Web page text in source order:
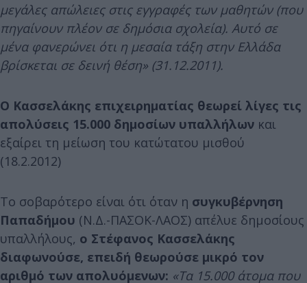
μεγάλες απώλειες στις εγγραφές των μαθητών (που
πηγαίνουν πλέον σε δημόσια σχολεία). Αυτό σε
μένα φανερώνει ότι η μεσαία τάξη στην Ελλάδα
βρίσκεται σε δεινή θέση» (31.12.2011).
Ο Κασσελάκης επιχειρηματίας θεωρεί λίγες τις
απολύσεις 15.000 δημοσίων υπαλλήλων και
εξαίρει τη μείωση του κατώτατου μισθού
(18.2.2012)
Το σοβαρότερο είναι ότι όταν η συγκυβέρνηση
Παπαδήμου (Ν.Δ.-ΠΑΣΟΚ-ΛΑΟΣ) απέλυε δημοσίους
υπαλλήλους, ο Στέφανος Κασσελάκης
διαφωνούσε, επειδή θεωρούσε μικρό τον
αριθμό των απολυόμενων: «Τα 15.000 άτομα που